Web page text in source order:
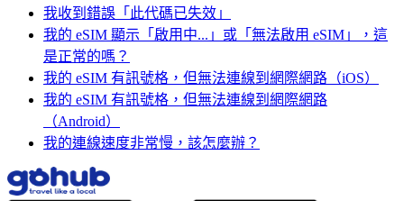
我收到錯誤「此代碼已失效」
我的 eSIM 顯示「啟用中...」或「無法啟用 eSIM」，這
是正常的嗎？
我的 eSIM 有訊號格，但無法連線到網際網路（iOS）
我的 eSIM 有訊號格，但無法連線到網際網路
（Android）
我的連線速度非常慢，該怎麼辦？